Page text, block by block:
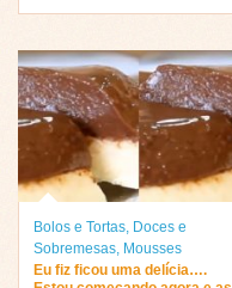
Bolos e Tortas, Doces e
Sobremesas, Mousses
Eu fiz ficou uma delícia….